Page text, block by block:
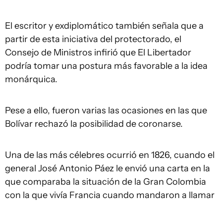
El escritor y exdiplomático también señala que a
partir de esta iniciativa del protectorado, el
Consejo de Ministros infirió que El Libertador
podría tomar una postura más favorable a la idea
monárquica.
Pese a ello, fueron varias las ocasiones en las que
Bolívar rechazó la posibilidad de coronarse.
Una de las más célebres ocurrió en 1826, cuando el
general José Antonio Páez le envió una carta en la
que comparaba la situación de la Gran Colombia
con la que vivía Francia cuando mandaron a llamar